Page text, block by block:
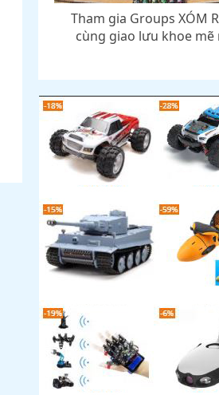
Tham gia Groups XÓM
cùng giao lưu khoe mẽ